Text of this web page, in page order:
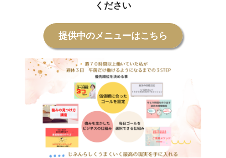
ください
提供中のメニューはこちら